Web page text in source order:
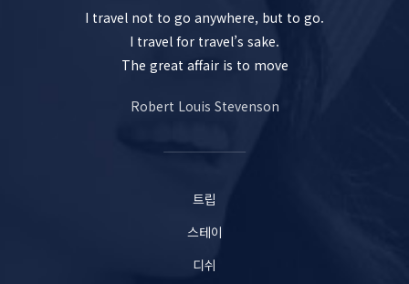
I travel not to go anywhere, but to go.
I travel for travel’s sake.
The great affair is to move
Robert Louis Stevenson
트립
스테이
디쉬